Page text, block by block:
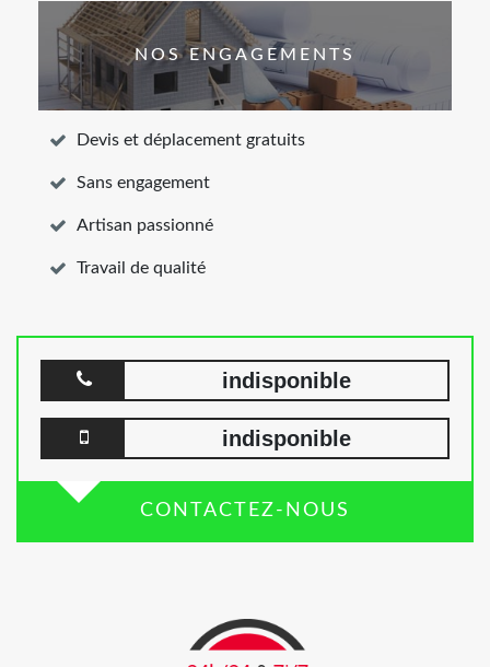
NOS ENGAGEMENTS
Devis et déplacement gratuits
Sans engagement
Artisan passionné
Travail de qualité
indisponible
indisponible
CONTACTEZ-NOUS